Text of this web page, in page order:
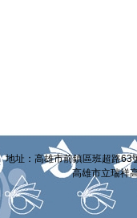
地址：高雄市前鎮區班超路
高雄市立瑞祥